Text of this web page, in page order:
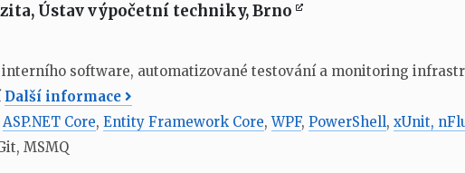
Ústav výpočetní techniky, Brno
software, automatizované testování a monitoring
Další informace
ASP.NET Core, Entity Framework Core,WPF, PowerShell, xUnit,
MSMQ